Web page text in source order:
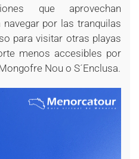
que aprovechan
por las tranquilas
para visitar otras playas
menos accesibles por
Nou o S´Enclusa.